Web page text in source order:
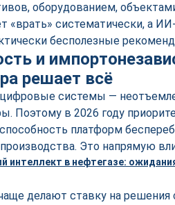
оборудованием,
«врать» систематически, а
бесполезные
и
решает всё
системы —
Поэтому в 2026 году
платформ
Это напрямую
делают ставку на